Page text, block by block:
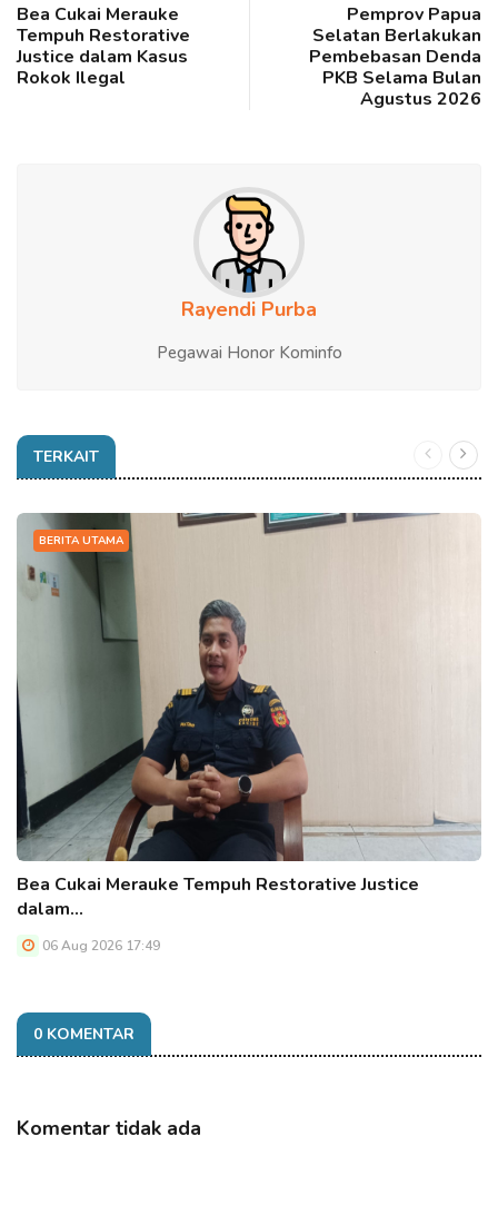
Bea Cukai Merauke
Tempuh Restorative
Justice dalam Kasus
Rokok Ilegal
Pemprov Papua
Selatan Berlakukan
Pembebasan Denda
PKB Selama Bulan
Agustus 2026
Rayendi Purba
Pegawai Honor Kominfo
TERKAIT
BERITA UTAMA
Bea Cukai Merauke Tempuh Restorative Justice
dalam…
06 Aug 2026 17:49
0 KOMENTAR
Komentar tidak ada